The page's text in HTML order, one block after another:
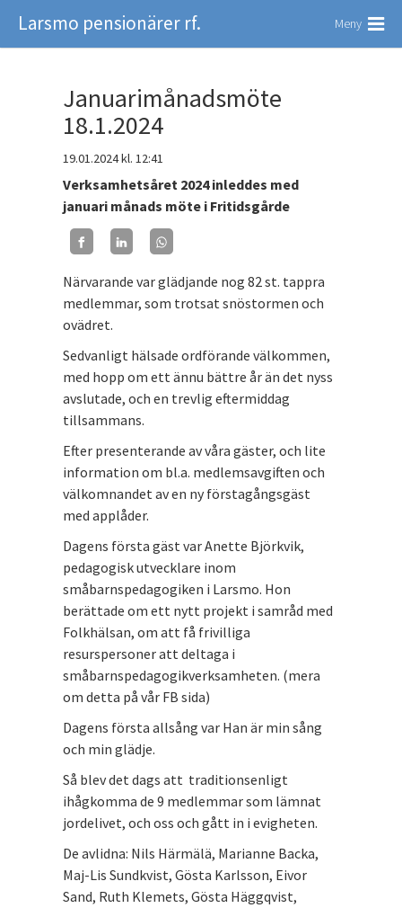
Larsmo pensionärer rf. Meny
Januarimånadsmöte
18.1.2024
19.01.2024kl. 12:41
Verksamhetsåret 2024 inleddes med
januari månads möte i Fritidsgårde
Närvarande var glädjande nog 82 st. tappra
medlemmar, som trotsat snöstormen och
ovädret.
Sedvanligt hälsade ordförande välkommen,
med hopp om ett ännu bättre år än det nyss
avslutade, och en trevlig eftermiddag
tillsammans.
Efter presenterande av våra gäster, och lite
information om bl.a. medlemsavgiften och
välkomnandet av en ny förstagångsgäst
med applåder.
Dagens första gäst var Anette Björkvik,
pedagogisk utvecklare inom
småbarnspedagogiken i Larsmo. Hon
berättade om ett nytt projekt i samråd med
Folkhälsan, om att få frivilliga
resurspersoner att deltaga i
småbarnspedagogikverksamheten. (mera
om detta på vår FB sida)
Dagens första allsång var Han är min sång
och min glädje.
Så blev det dags att traditionsenligt
ihågkomma de 9 medlemmar som lämnat
jordelivet, och oss och gått in i evigheten.
De avlidna: Nils Härmälä, Marianne Backa,
Maj-Lis Sundkvist, Gösta Karlsson, Eivor
Sand, Ruth Klemets, Gösta Häggqvist,